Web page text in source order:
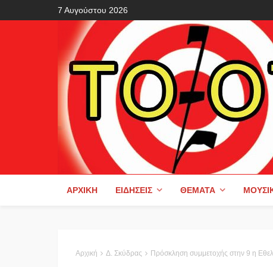
7 Αυγούστου 2026
ΑΡΧΙΚΉ ΕΙΔΉΣΕΙΣ ΘΈΜΑΤΑ
Αρχική Δ. Σκύδρας Πρόσκληση συμμετοχής στην 9 η